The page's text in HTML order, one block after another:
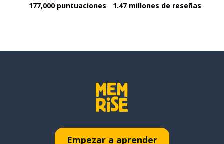
177,000 puntuaciones 1.47 millones de reseñas
Empezar a aprender